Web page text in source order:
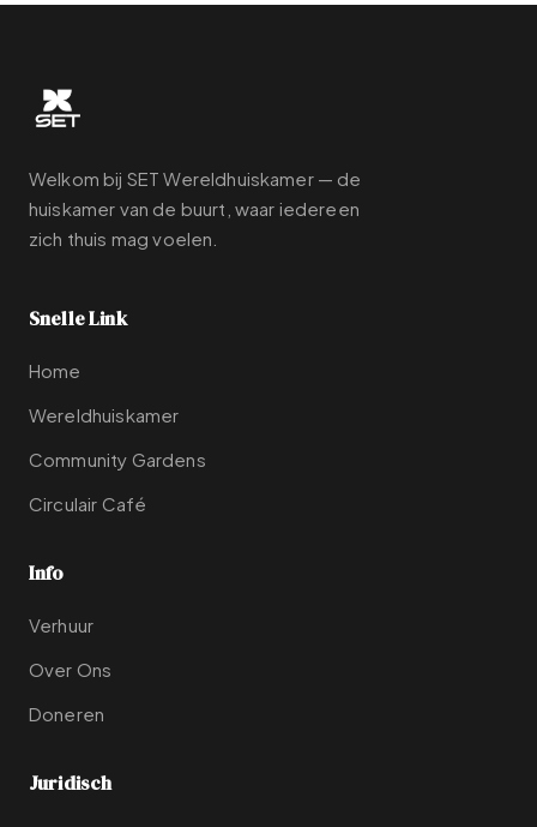
Welkom bij SET Wereldhuiskamer — de
huiskamer van de buurt, waar iedereen
zich thuis mag voelen.
Snelle Link
Home
Wereldhuiskamer
Community Gardens
Circulair Café
Info
Verhuur
Over Ons
Doneren
Juridisch